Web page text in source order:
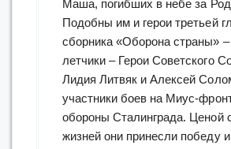
Маша, погибших в небе за
Подобны им и герои третьей
сборника «Оборона страны»
летчики – Герои Советского
Лидия Литвяк и Алексей
участники боев на Миус-
обороны Сталинграда. Ценой
жизней они принесли победу и